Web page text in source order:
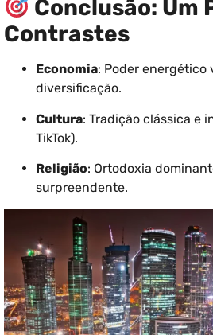
Conclusão: Um
Contrastes
Economia: Poder energético
diversificação.
Cultura: Tradição clássica e
TikTok).
Religião: Ortodoxia
surpreendente.